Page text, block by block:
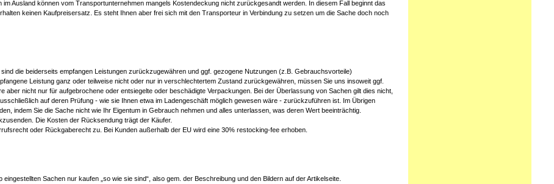
im Ausland können vom Transportunternehmen mangels Kostendeckung nicht zurückgesandt werden. In diesem Fall beginnt das
keinen Kaufpreisersatz. Es steht Ihnen aber frei sich mit den Transporteur in Verbindung zu setzen um die Sache doch noch
die beiderseits empfangen Leistungen zurückzugewähren und ggf. gezogene Nutzungen (z.B. Gebrauchsvorteile)
Leistung ganz oder teilweise nicht oder nur in verschlechtertem Zustand zurückgewähren, müssen Sie uns insoweit ggf.
aber nicht nur für aufgebrochene oder entsiegelte oder beschädigte Verpackungen. Bei der Überlassung von Sachen gilt dies nicht,
auf deren Prüfung - wie sie Ihnen etwa im Ladengeschäft möglich gewesen wäre - zurückzuführen ist. Im Übrigen
indem Sie die Sache nicht wie Ihr Eigentum in Gebrauch nehmen und alles unterlassen, was deren Wert beeinträchtig.
Die Kosten der Rücksendung trägt der Käufer.
oder Rückgaberecht zu. Bei Kunden außerhalb der EU wird eine 30% restocking-fee erhoben.
Sachen nur kaufen „so wie sie sind“, also gem. der Beschreibung und den Bildern auf der Artikelseite.